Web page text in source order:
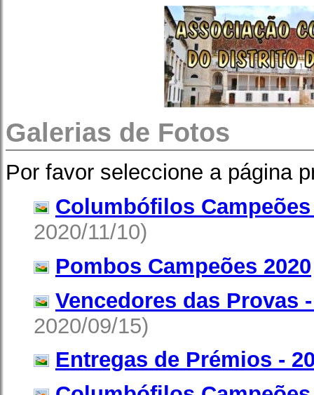
Galerias de Fotos
Por favor seleccione a página
Columbófilos Campeões
2020/11/10)
Pombos Campeões 2020
Vencedores das Provas
2020/09/15)
Entregas de Prémios -